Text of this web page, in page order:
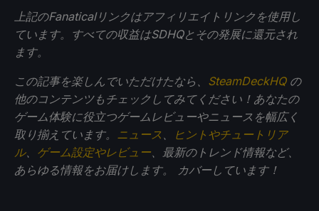
上記のFanaticalリンクはアフィリエイトリンクを使用し
ています。すべての収益はSDHQとその発展に還元され
ます。
この記事を楽しんでいただけたなら、 SteamDeckHQの
他のコンテンツもチェックしてみてください！あなたの
ゲーム体験に役立つゲームレビューやニュースを幅広く
取り揃えています。 ニュース 、
ヒントやチュートリア
ル、 ゲーム設定やレビュー、最新のトレンド情報など、
あらゆる情報をお届けします。
カバーしています！